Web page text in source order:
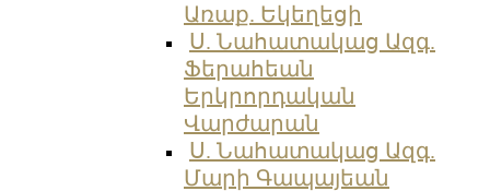
Առաք. Եկեղեցի
Ս. Նահատակաց Ազգ.
Ֆերահեան
Երկրորդական
Վարժարան
Ս. Նահատակաց Ազգ.
Մարի Գապայեան